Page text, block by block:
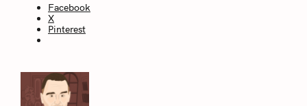
Facebook
X
Pinterest